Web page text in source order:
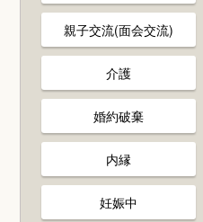
親子交流(面会交流)
介護
婚約破棄
内縁
妊娠中